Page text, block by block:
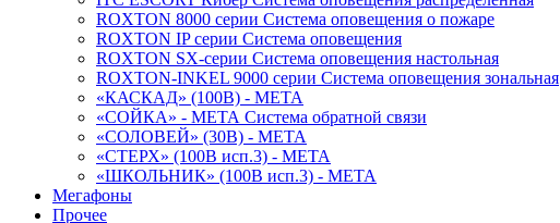
ROXTON 8000 серии Система оповещения о пожаре
ROXTON IP серии Система оповещения
ROXTON SX-серии Система оповещения настольная
ROXTON-INKEL 9000 серии Система оповещения зональная
«КАСКАД» (100В) - МЕТА
«СОЙКА» - МЕТА Система обратной связи
«СОЛОВЕЙ» (30В) - МЕТА
«СТЕРХ» (100В исп.3) - МЕТА
«ШКОЛЬНИК» (100В исп.3) - МЕТА
Мегафоны
Прочее